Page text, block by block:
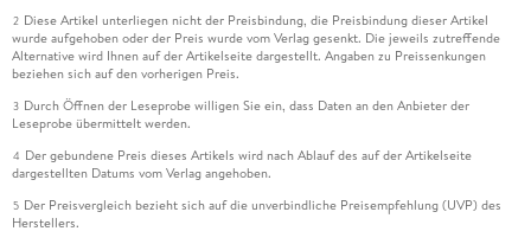
2 Diese Artikel unterliegen nicht der Preisbindung, die Preisbindung dieser Artikel
wurde aufgehoben oder der Preis wurde vom Verlag gesenkt. Die jeweils zutreffende
Alternative wird Ihnen auf der Artikelseite dargestellt. Angaben zu Preissenkungen
beziehen sich auf den vorherigen Preis.
3 Durch Öffnen der Leseprobe willigen Sie ein, dass Daten an den Anbieter der
Leseprobe übermittelt werden.
4 Der gebundene Preis dieses Artikels wird nach Ablauf des auf der Artikelseite
dargestellten Datums vom Verlag angehoben.
5 Der Preisvergleich bezieht sich auf die unverbindliche Preisempfehlung (UVP) des
Herstellers.